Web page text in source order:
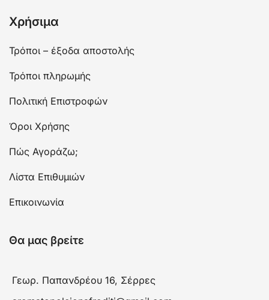
Χρήσιμα
Τρόποι – έξοδα αποστολής
Τρόποι πληρωμής
Πολιτική Επιστροφών
Όροι Χρήσης
Πώς Αγοράζω;
Λίστα Επιθυμιών
Επικοινωνία
Θα μας βρείτε
Γεωρ. Παπανδρέου 16, Σέρρες